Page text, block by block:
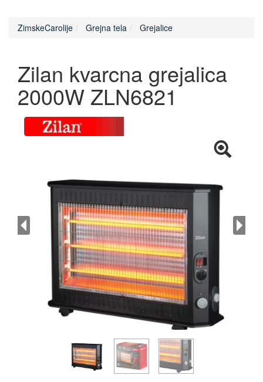
ZimskeCarolije Grejna tela Grejalice
Zilan kvarcna grejalica
2000W ZLN6821